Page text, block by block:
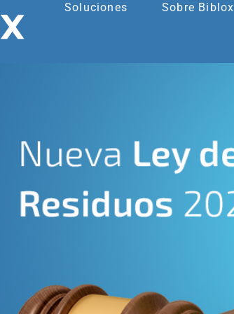
Soluciones Sobre Biblox